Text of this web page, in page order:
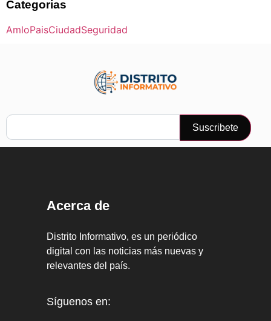
Categorias
AmloPaisCiudadSeguridad
Suscribete
Acerca de
Distrito Informativo, es un periódico
digital con las noticias más nuevas y
relevantes del país.
Síguenos en: